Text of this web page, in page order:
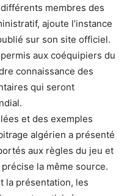
membres des
ajoute l’instance
sur son site officiel.
aux coéquipiers du
connaissance des
qui seront
et des exemples
algérien a présenté
aux règles du jeu et
la même source.
la présentation, les